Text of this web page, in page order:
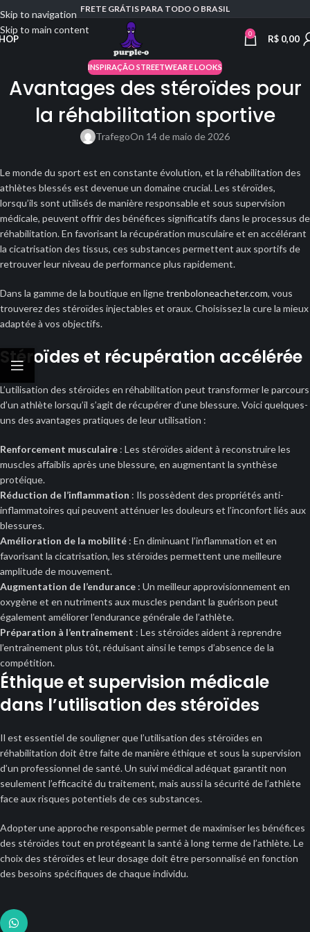
Skip to navigation
Skip to main content
FRETE GRÁTIS PARA TODO O BRASIL
0 R$0,00
INSPIRAÇÃO STREETWEAR E LOOKS
Avantages des stéroïdes pour
la réhabilitation sportive
TrafegoOn 14 de maio de 2026
Le monde du sport est en constante évolution, et la réhabilitation des
athlètes blessés est devenue un domaine crucial. Les stéroïdes,
lorsqu’ils sont utilisés de manière responsable et sous supervision
médicale, peuvent offrir des bénéfices significatifs dans le processus de
réhabilitation. En favorisant la récupération musculaire et en accélérant
la cicatrisation des tissus, ces substances permettent aux sportifs de
retrouver leur niveau de performance plus rapidement.
Dans la gamme de la boutique en lignetrenboloneacheter.com, vous
trouverez des stéroïdes injectables et oraux. Choisissez la cure la mieux
adaptée à vos objectifs.
Stéroïdes et récupération accélérée
L’utilisation des stéroïdes en réhabilitation peut transformer le parcours
d’un athlète lorsqu’il s’agit de récupérer d’une blessure. Voici quelques-
uns des avantages pratiques de leur utilisation :
Renforcement musculaire : Les stéroïdes aident à reconstruire les
muscles affaiblis après une blessure, en augmentant la synthèse
protéique.
Réduction de l’inflammation : Ils possèdent des propriétés anti-
inflammatoires qui peuvent atténuer les douleurs et l’inconfort liés aux
blessures.
Amélioration de la mobilité : En diminuant l’inflammation et en
favorisant la cicatrisation, les stéroïdes permettent une meilleure
amplitude de mouvement.
Augmentation de l’endurance : Un meilleur approvisionnement en
oxygène et en nutriments aux muscles pendant la guérison peut
également améliorer l’endurance générale de l’athlète.
Préparation à l’entraînement : Les stéroïdes aident à reprendre
l’entraînement plus tôt, réduisant ainsi le temps d’absence de la
compétition.
Éthique et supervision médicale
dans l’utilisation des stéroïdes
Il est essentiel de souligner que l’utilisation des stéroïdes en
réhabilitation doit être faite de manière éthique et sous la supervision
d’un professionnel de santé. Un suivi médical adéquat garantit non
seulement l’efficacité du traitement, mais aussi la sécurité de l’athlète
face aux risques potentiels de ces substances.
Adopter une approche responsable permet de maximiser les bénéfices
des stéroïdes tout en protégeant la santé à long terme de l’athlète. Le
choix des stéroïdes et leur dosage doit être personnalisé en fonction
des besoins spécifiques de chaque individu.